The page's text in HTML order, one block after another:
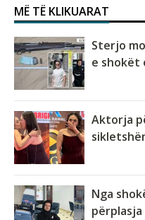
MË TË KLIKUARAT
Sterjo
e shokët
Aktorja
Nga
përplasja